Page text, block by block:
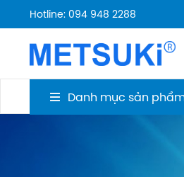
Hotline: 094 948 2288
Danh mục sản